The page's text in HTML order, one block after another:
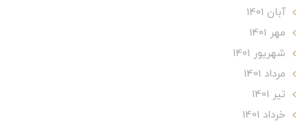
آبان 1401
مهر 1401
شهریور 1401
مرداد 1401
تير 1401
خرداد 1401